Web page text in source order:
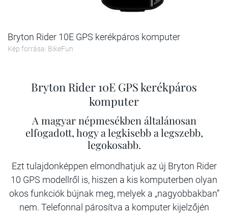
Bryton Rider 10E GPS kerékpáros komputer
Kép forrása: BikeFun
Bryton Rider 10E GPS kerékpáros
komputer
A magyar népmesékben általánosan
elfogadott, hogy a legkisebb a legszebb,
legokosabb.
Ezt tulajdonképpen elmondhatjuk az új Bryton Rider
10 GPS modellről is, hiszen a kis komputerben olyan
okos funkciók bújnak meg, melyek a „nagyobbakban”
nem. Telefonnal párosítva a komputer kijelzőjén